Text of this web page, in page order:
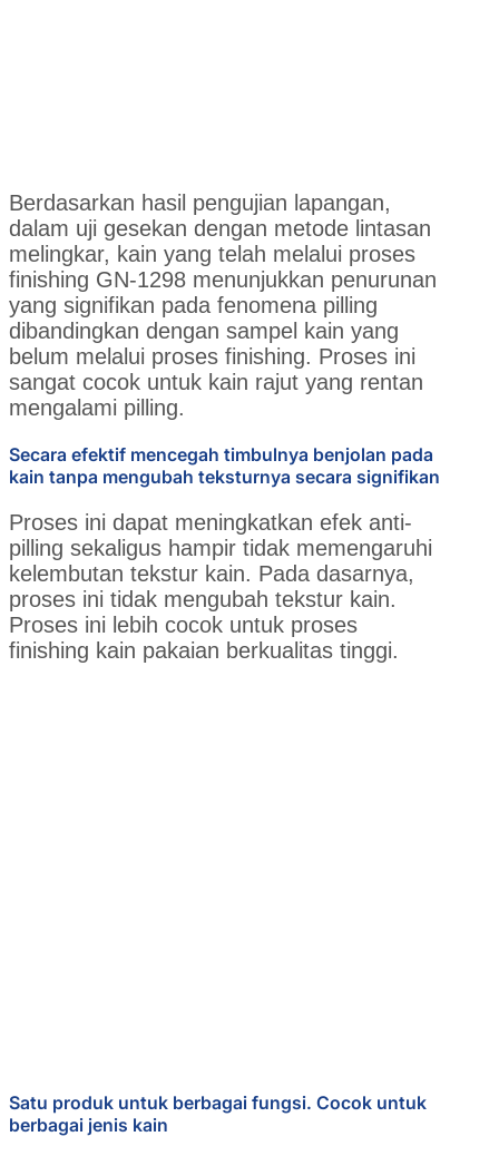
Berdasarkan hasil pengujian lapangan,
dalam uji gesekan dengan metode lintasan
melingkar, kain yang telah melalui proses
finishing GN-1298 menunjukkan penurunan
yang signifikan pada fenomena pilling
dibandingkan dengan sampel kain yang
belum melalui proses finishing. Proses ini
sangat cocok untuk kain rajut yang rentan
mengalami pilling.
Secara efektif mencegah timbulnya benjolan pada
kain tanpa mengubah teksturnya secara signifikan
Proses ini dapat meningkatkan efek anti-
pilling sekaligus hampir tidak memengaruhi
kelembutan tekstur kain. Pada dasarnya,
proses ini tidak mengubah tekstur kain.
Proses ini lebih cocok untuk proses
finishing kain pakaian berkualitas tinggi.
Satu produk untuk berbagai fungsi. Cocok untuk
berbagai jenis kain